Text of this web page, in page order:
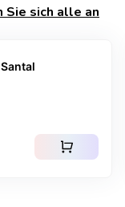
Sie sich alle an
shopping_cart